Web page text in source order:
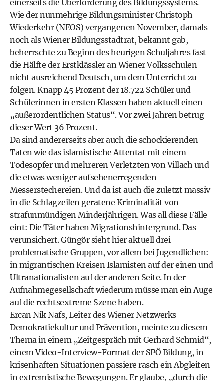
einerseits die Überforderung des Bildungssystems.
Wie der nunmehrige Bildungsminister Christoph
Wiederkehr (NEOS) vergangenen November, damals
noch als Wiener Bildungsstadtrat, bekannt gab,
beherrschte zu Beginn des heurigen Schuljahres fast
die Hälfte der Erstklässler an Wiener Volksschulen
nicht ausreichend Deutsch, um dem Unterricht zu
folgen. Knapp 45 Prozent der 18.722 Schüler und
Schülerinnen in ersten Klassen haben aktuell einen
„außerordentlichen Status“. Vor zwei Jahren betrug
dieser Wert 36 Prozent.
Da sind andererseits aber auch die schockierenden
Taten wie das islamistische Attentat mit einem
Todesopfer und mehreren Verletzten von Villach und
die etwas weniger aufsehenerregenden
Messerstechereien. Und da ist auch die zuletzt massiv
in die Schlagzeilen geratene Kriminalität von
strafunmündigen Minderjährigen. Was all diese Fälle
eint: Die Täter haben Migrationshintergrund. Das
verunsichert. Güngör sieht hier aktuell drei
problematische Gruppen, vor allem bei Jugendlichen:
in migrantischen Kreisen Islamisten auf der einen und
Ultranationalisten auf der anderen Seite. In der
Aufnahmegesellschaft wiederum müsse man ein Auge
auf die rechtsextreme Szene haben.
Ercan Nik Nafs, Leiter des Wiener Netzwerks
Demokratiekultur und Prävention, meinte zu diesem
Thema in einem „Zeitgespräch mit Gerhard Schmid“,
einem Video-Interview-Format der SPÖ Bildung, in
krisenhaften Situationen passiere rasch ein Abgleiten
in extremistische Bewegungen. Er glaube, „durch die